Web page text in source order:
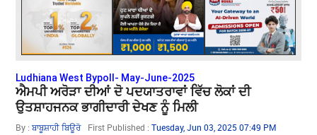
Ludhiana West Bypoll- May-June-2025
ਐਮਪੀ ਅਰੋੜਾ ਦੀਆਂ ਦੋ ਪਦਯਾਤਰਾਵਾਂ ਵਿੱਚ ਲੋਕਾਂ ਦੀ
ਉਤਸ਼ਾਹਜਨਕ ਭਾਗੀਦਾਰੀ ਦੇਖਣ ਨੂੰ ਮਿਲੀ
By :ਬਾਬੂਸ਼ਾਹੀ ਬਿਊਰੋ First Published :Tuesday, Jun 03, 2025 07:49 PM